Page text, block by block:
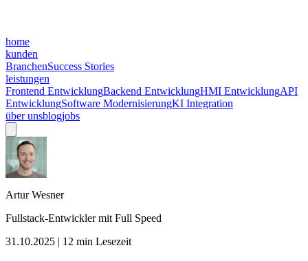
home
kunden
BranchenSuccess Stories
leistungen
Frontend EntwicklungBackend EntwicklungHMI EntwicklungAPI
EntwicklungSoftware ModernisierungKI Integration
über unsblogjobs
Artur Wesner
Fullstack-Entwickler mit Full Speed
31.10.2025 | 12 min Lesezeit